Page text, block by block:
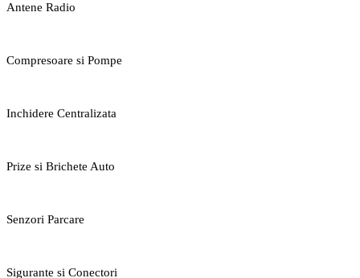
Antene Radio
Compresoare si Pompe
Inchidere Centralizata
Prize si Brichete Auto
Senzori Parcare
Sigurante si Conectori